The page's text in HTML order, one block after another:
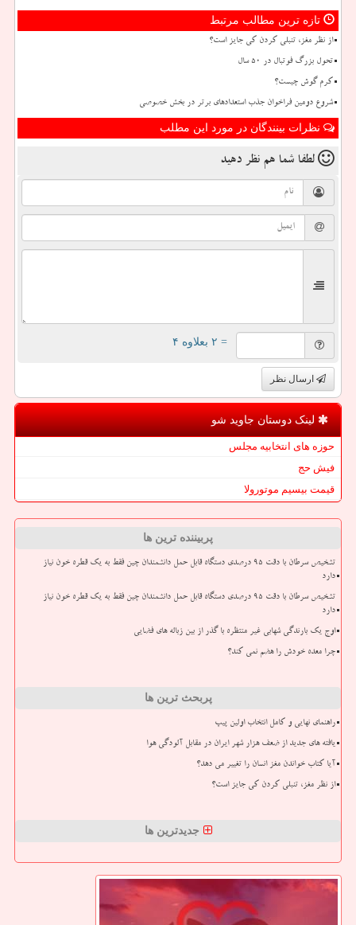
تازه ترین مطالب مرتبط
از نظر مغز، تنبلی کردن کی جایز است؟
تحول بزرگ فوتبال در ۵۰ سال
کرم گوش چیست؟
شروع دومین فراخوان جذب استعدادهای برتر در بخش خصوصی
نظرات بینندگان در مورد این مطلب
لطفا شما هم نظر دهید
= ۲ بعلاوه ۴
ارسال نظر
لینک دوستان جاوید شو
حوزه های انتخابیه مجلس
فیش حج
قیمت بیسیم موتورولا
پربیننده ترین ها
تشخیص سرطان با دقت ۹۵ درصدی دستگاه قابل حمل دانشمندان چین فقط به یک قطره خون نیاز
دارد
تشخیص سرطان با دقت ۹۵ درصدی دستگاه قابل حمل دانشمندان چین فقط به یک قطره خون نیاز
دارد
اوج یک بارندگی شهابی غیر منتظره با گذر از بین زباله های فضایی
چرا معده خودش را هضم نمی کند؟
پربحث ترین ها
راهنمای نهایی و کامل انتخاب اولین پیپ
یافته های جدید از ضعف هزار شهر ایران در مقابل آلودگی هوا
آیا کتاب خواندن مغز انسان را تغییر می دهد؟
از نظر مغز، تنبلی کردن کی جایز است؟
جدیدترین ها